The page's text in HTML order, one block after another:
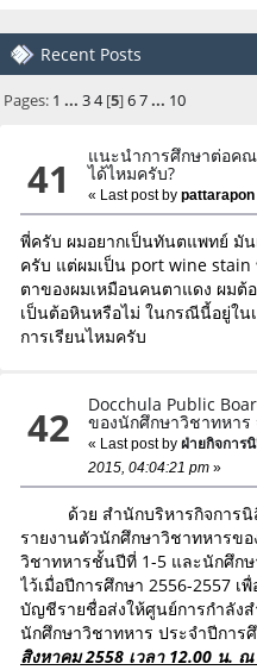
Recent Posts
Pages: 1 ... 3 4[5]6 7 ... 10
41 แนะนำการศึกษาต่อค
ได้ไหมครับ?
« Last post by
พี่ครับ ผมอยากเป็นทันตแพทย์ มั
ครับ แต่ผมเป็น port wine
ตาของผมเหมือนคนตาแดง ผมต้
เป็นต้อหินหรือไม่ ในกรณีนี้อยู่ใ
การเรียนไหมครับ
42 Docchula Public
ของนักศึกษาวิชาทหาร
« Last post byฝ่ายกิจการ
2015, 04:04:21 pm »
ด้วย สำนักบริหารกิจการนิสิ
รายงานตัวนักศึกษาวิชาทหารข
วิชาทหารชั้นปีที่ 1-5 และนักศึก
ไว้เมื่อปีการศึกษา 2556-2557
บัญชีรายชื่อส่งให้ศูนย์การกำลัง
นักศึกษาวิชาทหาร ประจำปีการ
สิงหาคม 2558 เวลา 12.00 น.